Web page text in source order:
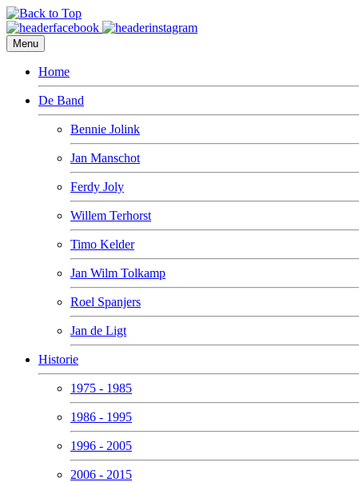
Menu
Home
De Band
Bennie Jolink
Jan Manschot
Ferdy Joly
Willem Terhorst
Timo Kelder
Jan Wilm Tolkamp
Roel Spanjers
Jan de Ligt
Historie
1975 - 1985
1986 - 1995
1996 - 2005
2006 - 2015